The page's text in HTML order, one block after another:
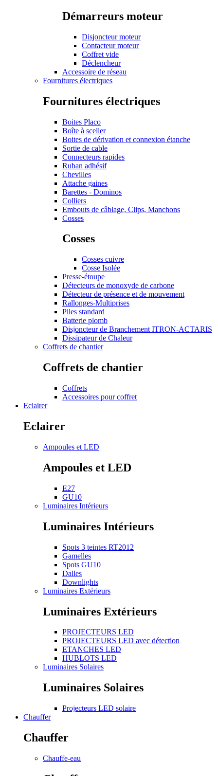
Démarreurs moteur
Disjoncteur moteur
Contacteur moteur
Coffret vide
Déclencheur
Accessoire de réseau
Fournitures électriques
Fournitures électriques
Boites Placo
Boîte à sceller
Boites de dérivation et connexion étanche
Sortie de cable
Connecteurs rapides
Ruban adhésif
Chevilles
Attache gaines
Barettes - Dominos
Colliers
Embouts de câblage, Clips, Manchons
Cosses
Cosses
Cosses cuivre
Cosse Isolée
Presse-étoupe
Détecteurs de monoxyde de carbone
Détecteur de présence et de mouvement
Rallonges-Multiprises
Piles standard
Batterie plomb
Disjoncteur de Branchement ITRON-ACTARIS
Dissipateur de Chaleur
Coffrets de chantier
Coffrets de chantier
Coffrets
Accessoires pour coffret
Eclairer
Eclairer
Ampoules et LED
Ampoules et LED
E27
GU10
Luminaires Intérieurs
Luminaires Intérieurs
Spots 3 teintes RT2012
Gamelles
Spots GU10
Dalles
Downlights
Luminaires Extérieurs
Luminaires Extérieurs
PROJECTEURS LED
PROJECTEURS LED avec détection
ETANCHES LED
HUBLOTS LED
Luminaires Solaires
Luminaires Solaires
Projecteurs LED solaire
Chauffer
Chauffer
Chauffe-eau